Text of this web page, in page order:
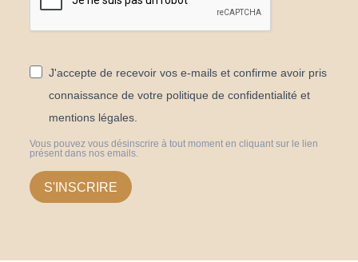
J'accepte de recevoir vos e-mails et confirme avoir pris
connaissance de votre politique de confidentialité et
mentions légales.
Vous pouvez vous désinscrire à tout moment en cliquant sur le lien
présent dans nos emails.
S'INSCRIRE